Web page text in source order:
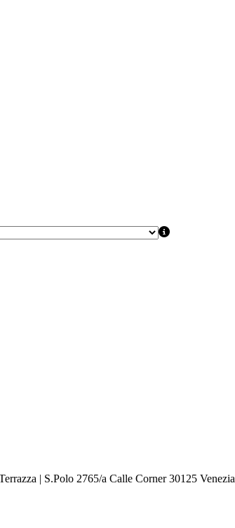
| S.Polo 2765/a Calle Corner 30125 Venezia